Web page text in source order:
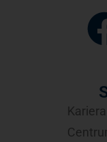
Kariera